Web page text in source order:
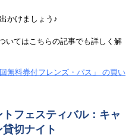
かけましょう♪
いてはこちらの記事でも詳しく解
無料券付フレンズ・パス」 の買い
フェスティバル：キャ
貸切ナイト